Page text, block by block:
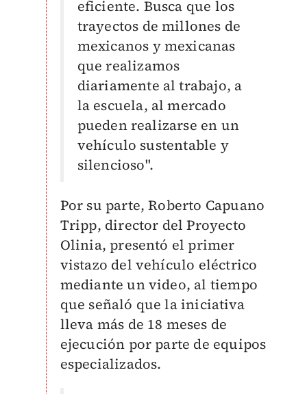
eficiente. Busca que los
trayectos de millones de
mexicanos y mexicanas
que realizamos
diariamente al trabajo, a
la escuela, al mercado
pueden realizarse en un
vehículo sustentable y
silencioso".
Por su parte, Roberto Capuano
Tripp, director del Proyecto
Olinia, presentó el primer
vistazo del vehículo eléctrico
mediante un video, al tiempo
que señaló que la iniciativa
lleva más de 18 meses de
ejecución por parte de equipos
especializados.